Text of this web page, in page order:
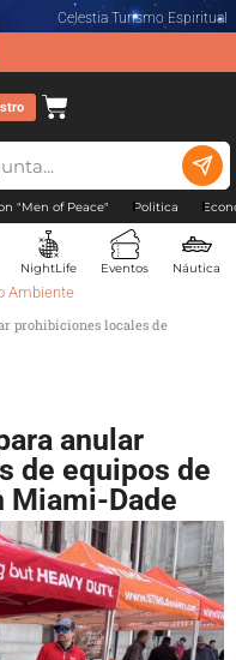
Celestia Turismo Espiritual
"Men of Peace" Politica
NightLife Eventos Náutica
Ambiente
prohibiciones locales de
anular
de equipos de
Miami-Dade